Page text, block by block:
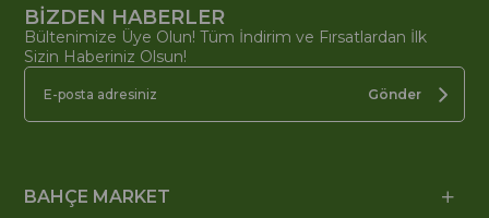
BİZDEN HABERLER
Bültenimize Üye Olun! Tüm İndirim ve Fırsatlardan İlk
Sizin Haberiniz Olsun!
Gönder
BAHÇE MARKET